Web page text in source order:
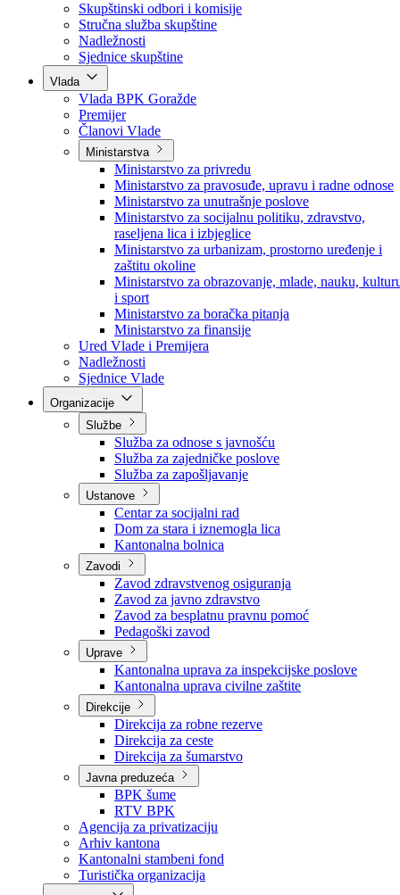
Poslanici po strankama
Poslanici po klubovima naroda
Kolegij skupštine
Skupštinski odbori i komisije
Stručna služba skupštine
Nadležnosti
Sjednice skupštine
Vlada
Vlada BPK Goražde
Premijer
Članovi Vlade
Ministarstva
Ministarstvo za privredu
Ministarstvo za pravosuđe, upravu i radne odnose
Ministarstvo za unutrašnje poslove
Ministarstvo za socijalnu politiku, zdravstvo,
raseljena lica i izbjeglice
Ministarstvo za urbanizam, prostorno uređenje i
zaštitu okoline
Ministarstvo za obrazovanje, mlade, nauku,
i sport
Ministarstvo za boračka pitanja
Ministarstvo za finansije
Ured Vlade i Premijera
Nadležnosti
Sjednice Vlade
Službe
Služba za odnose s javnošću
Služba za zajedničke poslove
Služba za zapošljavanje
Ustanove
Centar za socijalni rad
Dom za stara i iznemogla lica
Kantonalna bolnica
Zavodi
Zavod zdravstvenog osiguranja
Zavod za javno zdravstvo
Zavod za besplatnu pravnu pomoć
Pedagoški zavod
Uprave
Kantonalna uprava za inspekcijske poslove
Kantonalna uprava civilne zaštite
Direkcije
Direkcija za robne rezerve
Direkcija za ceste
Direkcija za šumarstvo
Javna preduzeća
BPK šume
RTV BPK
Agencija za privatizaciju
Arhiv kantona